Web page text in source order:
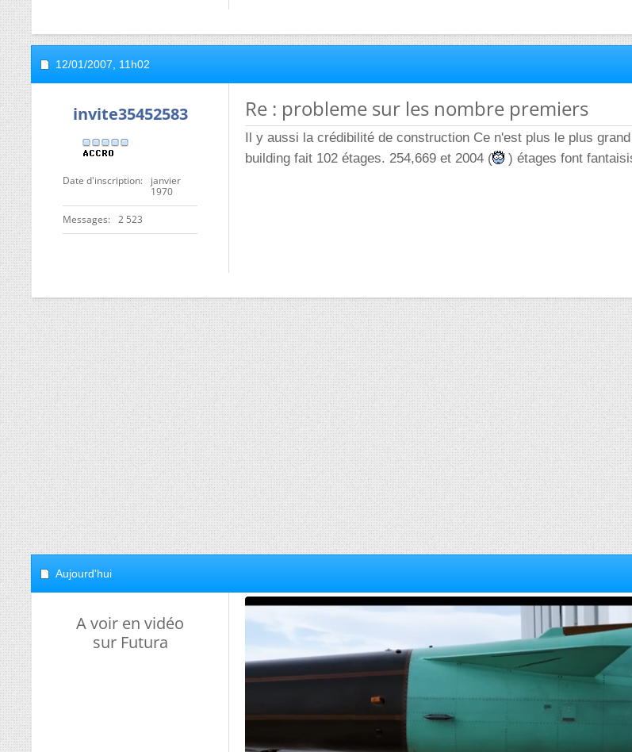
12/01/2007, 11h02
invite35452583
Date d'inscription
janvier
1970
Messages 2 523
Re : probleme sur les nombre premiers
Il y aussi la crédibilité de construction Ce n'est plus le plus
building fait 102 étages. 254,669 et 2004 (
) étages font
Aujourd'hui
A voir en vidéo
sur Futura